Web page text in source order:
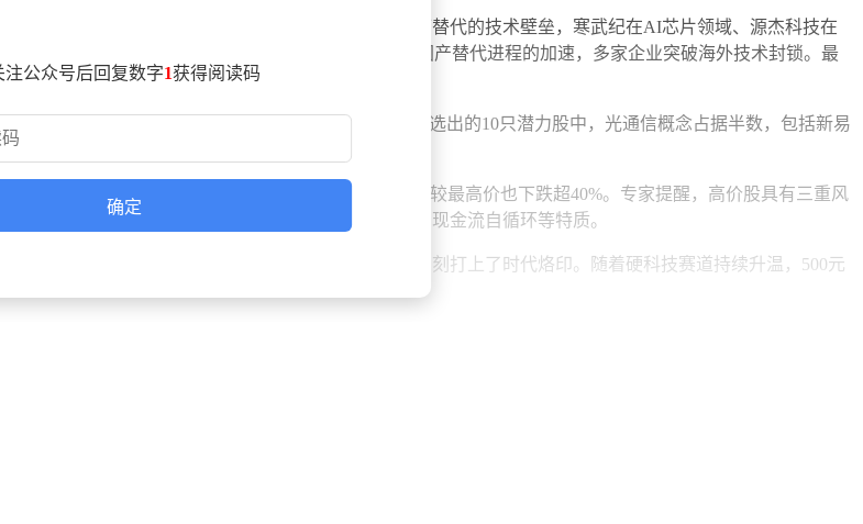
份和真空电子在电子行业具有垄断优势。其次是不可替代的技术壁垒，寒武纪在AI芯片领域、源杰科技在
年股价涨幅超400%，2026年继续上涨65%。第四是国产替代进程的加速，多家企业突破海外技术封锁。最
主要分布在半导体、光通信等赛道。通过特定标准筛选出的10只潜力股中，光通信概念占据半数，包括新易
时也面临估值较高的风险。
、爱美客等个股自突破千元后股价"腰斩"，贵州茅台较最高价也下跌超40%。专家提醒，高价股具有三重风
真正可持续的千元股需要具备技术代差、稳定订单和现金流自循环等特质。
级推动，再到科技革命引领，每个阶段的千元股都深刻打上了时代烙印。随着硬科技赛道持续升温，500元
注公众号后回复数字1获得阅读码
确定